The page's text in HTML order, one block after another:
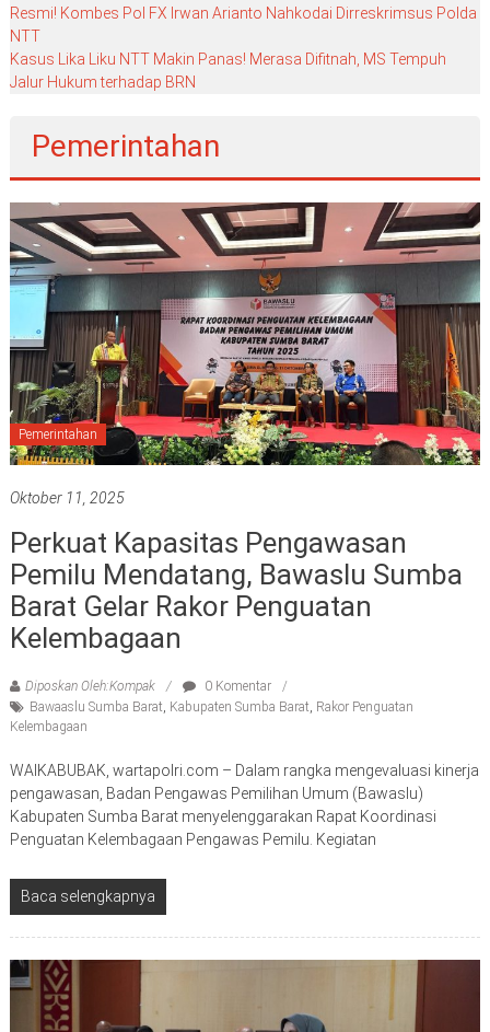
Resmi! Kombes Pol FX Irwan Arianto Nahkodai Dirreskrimsus Polda
NTT
Kasus Lika Liku NTT Makin Panas! Merasa Difitnah, MS Tempuh
Jalur Hukum terhadap BRN
Pemerintahan
Pemerintahan
Oktober 11, 2025
Perkuat Kapasitas Pengawasan
Pemilu Mendatang, Bawaslu Sumba
Barat Gelar Rakor Penguatan
Kelembagaan
Diposkan Oleh:Kompak
0 Komentar
Bawaaslu Sumba Barat, Kabupaten Sumba Barat, Rakor Penguatan
Kelembagaan
WAIKABUBAK, wartapolri.com – Dalam rangka mengevaluasi kinerja
pengawasan, Badan Pengawas Pemilihan Umum (Bawaslu)
Kabupaten Sumba Barat menyelenggarakan Rapat Koordinasi
Penguatan Kelembagaan Pengawas Pemilu. Kegiatan
Baca selengkapnya